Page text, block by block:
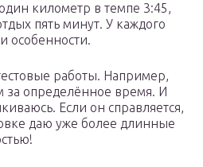
километр в темпе 3:45,
пять минут. У каждого
особенности.
работы. Например,
за определённое время. И
Если он справляется,
даю уже более длинные